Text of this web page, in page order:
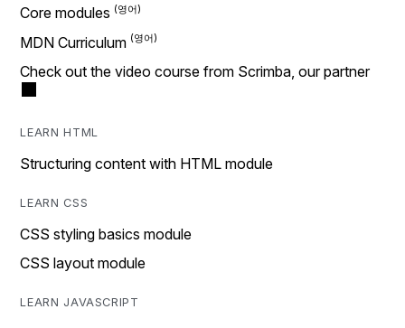
Core modules
MDN Curriculum
Check out the video course from Scrimba, our partner
LEARN HTML
Structuring content with HTML module
LEARN CSS
CSS styling basics module
CSS layout module
LEARN JAVASCRIPT